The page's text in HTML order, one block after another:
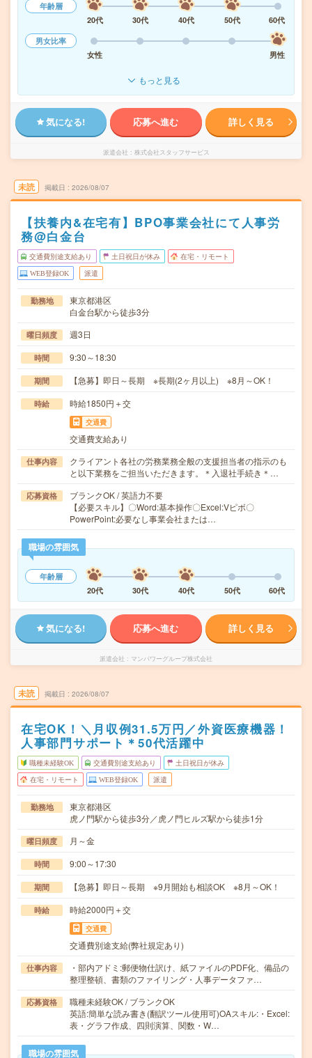
年齢層
20代
30代 40代 50代
60代
男女比率
女性
男性
もっと見る
気になる! 応募へ進む 詳しく見る
派遣会社 株式会社スタッフサービス
未読 掲載日 2026/08/07
【扶養内&在宅有】BPO事業会社にて人事労
務@白金台
交通費別途支給あり 土日祝日が休み 在宅・リモート
WEB登録OK 派遣
勤務地
東京都港区
白金台駅から徒歩3分
曜日頻度 週3日
時間 9:30～18:30
期間 【急募】即日～長期 ※長期(2ヶ月以上) ※8月～OK！
時給 時給1850円＋交
交通費
交通費支給あり
仕事内容
クライアント各社の労務業務全般の支援担当者の指示のも
と以下業務をご担当いただきます。＊入退社手続き＊…
応募資格
ブランクOK / 英語力不要
【必要スキル】〇Word:基本操作〇Excel:Vピボ〇
PowerPoint:必要なし事業会社または…
職場の雰囲気
年齢層
20代
30代 40代 50代 60代
気になる! 応募へ進む 詳しく見る
派遣会社 マンパワーグループ株式会社
未読 掲載日 2026/08/07
在宅OK！＼月収例31.5万円／外資医療機器！
人事部門サポート＊50代活躍中
職種未経験OK 交通費別途支給あり 土日祝日が休み
在宅・リモート WEB登録OK 派遣
勤務地
東京都港区
虎ノ門駅から徒歩3分／虎ノ門ヒルズ駅から徒歩1分
曜日頻度 月～金
時間 9:00～17:30
期間 【急募】即日～長期 ※9月開始も相談OK ※8月～OK！
時給 時給2000円＋交
交通費
交通費別途支給(弊社規定あり)
仕事内容
・部内アドミ:郵便物仕訳け、紙ファイルのPDF化、備品の
整理整頓、書類のファイリング・人事データファ…
応募資格
職種未経験OK / ブランクOK
英語:簡単な読み書き(翻訳ツール使用可)OAスキル:・Excel:
表・グラフ作成、四則演算、関数・W…
職場の雰囲気